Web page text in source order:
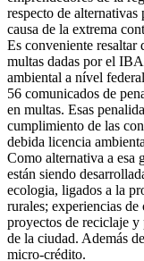
respecto de
causa de la extrema
Es conveniente resaltar
multas dadas por el
ambiental a nível
56 comunicados de
en multas. Esas
cumplimiento de las
debida licencia
Como alternativa a esa
están siendo
ecologia, ligados a la
rurales; experiencias
proyectos de reciclaje y
de la ciudad. Además
micro-crédito.